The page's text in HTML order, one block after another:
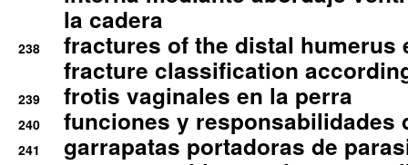
la cadera
238
fractures of the distal humerus
fracture classification
239 frotis vaginales en la perra
240 funciones y responsabilidades
241 garrapatas portadoras de